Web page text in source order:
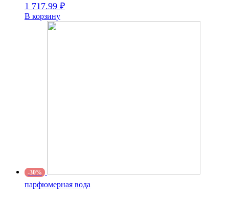
1 717.99 ₽
В корзину
-30%
парфюмерная вода